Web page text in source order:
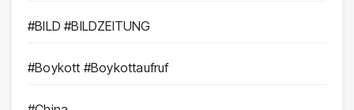
#BILD #BILDZEITUNG
#Boykott #Boykottaufruf